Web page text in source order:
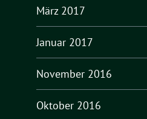
März 2017
Januar 2017
November 2016
Oktober 2016